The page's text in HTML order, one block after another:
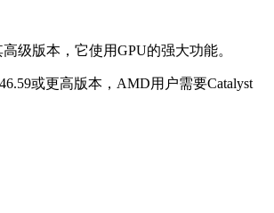
级版本，它使用GPU的强大功能。
或更高版本，AMD用户需要Catalyst